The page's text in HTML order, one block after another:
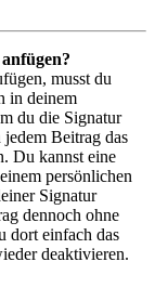
musst du
in deinem
du die Signatur
Beitrag das
Du kannst eine
persönlichen
Signatur
dennoch ohne
dort einfach das
deaktivieren.